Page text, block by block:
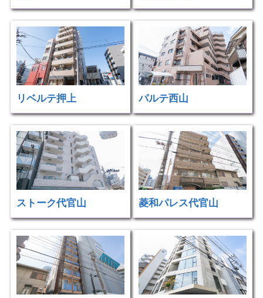
リベルテ押上 パルテ西山
ストーク代官山 菱和パレス代官山